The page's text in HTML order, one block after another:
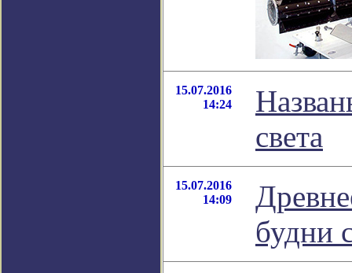
15.07.2016
14:24
света
15.07.2016
14:09
будни